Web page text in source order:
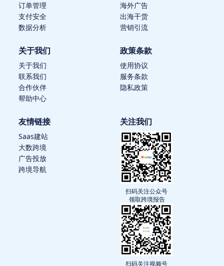
订单管理
支付安全
数据分析
海外广告
出海干货
营销引流
关于我们
关于我们
联系我们
合作伙伴
帮助中心
政策条款
使用协议
服务条款
隐私政策
友情链接
Saas建站
大数跨境
广告投放
跨境导航
关注我们
扫码关注公众号
领取跨境报告
扫码关注视频号